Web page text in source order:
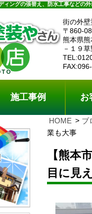
ィングの張替え、防水工事などの
街の外
〒860-
熊本県熊
－１９
施工事例 お
HOME ブ
業も大事
【熊本
目に見